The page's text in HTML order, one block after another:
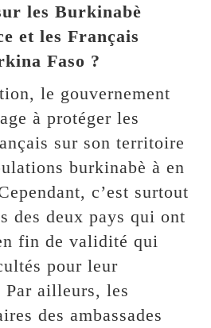
les Burkinabè
et les Français
Faso ?
le gouvernement
à protéger les
sur son territoire
burkinabè à en
c’est surtout
des deux pays qui ont
fin de validité qui
pour leur
ailleurs, les
des ambassades